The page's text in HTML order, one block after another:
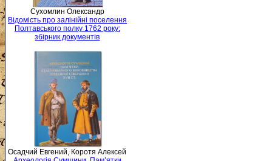
Сухомлин Олександр
Відомість про залінійні поселення
Полтавського полку 1762 року:
збірник документів
Осадчий Евгений, Коротя Алексей